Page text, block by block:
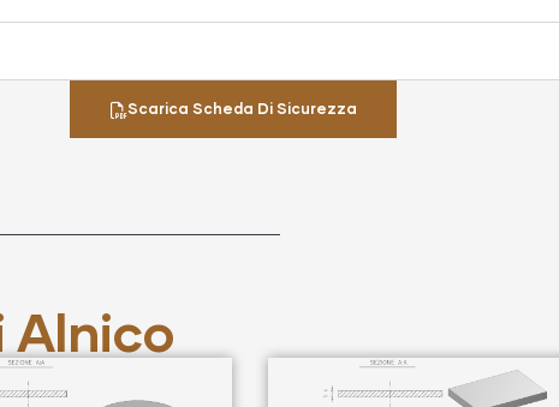
Scarica Scheda Di Sicurezza
Alnico